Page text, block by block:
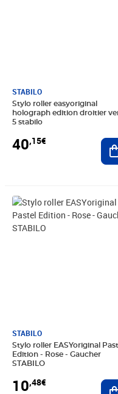
STABILO
Stylo roller easyoriginal
holograph edition droitier
5 stabilo
40,15€
STABILO
Stylo roller EASYoriginal
Edition - Rose - Gaucher
STABILO
10,48€
Prix 10,48€